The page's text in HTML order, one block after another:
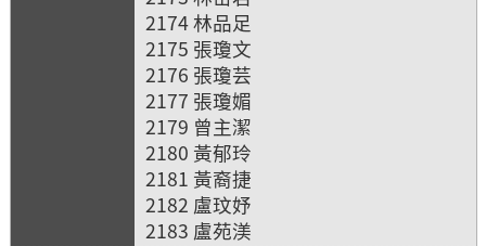
2174 林品足
2175 張瓊文
2176 張瓊芸
2177 張瓊媚
2179 曾主潔
2180 黃郁玲
2181 黃裔捷
2182 盧玟妤
2183 盧苑渼